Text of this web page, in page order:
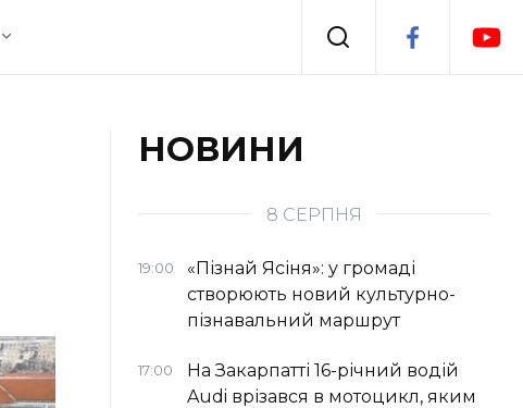
Події
НОВИНИ
8 СЕРПНЯ
19:00
«Пізнай Ясіня»: у громаді
створюють новий культурно-
пізнавальний маршрут
17:00
На Закарпатті 16-річний водій
Audi врізався в мотоцикл, яким